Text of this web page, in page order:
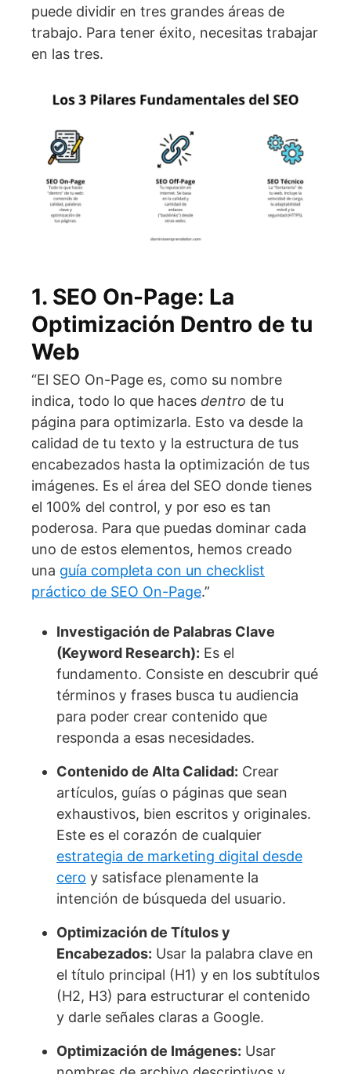
puede dividir en tres grandes áreas de
trabajo. Para tener éxito, necesitas trabajar
en las tres.
1. SEO On-Page: La
Optimización Dentro de tu
Web
“El SEO On-Page es, como su nombre
indica, todo lo que haces dentro de tu
página para optimizarla. Esto va desde la
calidad de tu texto y la estructura de tus
encabezados hasta la optimización de tus
imágenes. Es el área del SEO donde tienes
el 100% del control, y por eso es tan
poderosa. Para que puedas dominar cada
uno de estos elementos, hemos creado
una guía completa con un checklist
práctico de SEO On-Page.”
Investigación de Palabras Clave
(Keyword Research): Es el
fundamento. Consiste en descubrir qué
términos y frases busca tu audiencia
para poder crear contenido que
responda a esas necesidades.
Contenido de Alta Calidad: Crear
artículos, guías o páginas que sean
exhaustivos, bien escritos y originales.
Este es el corazón de cualquier
estrategia de marketing digital desde
cero y satisface plenamente la
intención de búsqueda del usuario.
Optimización de Títulos y
Encabezados: Usar la palabra clave en
el título principal (H1) y en los subtítulos
(H2, H3) para estructurar el contenido
y darle señales claras a Google.
Optimización de Imágenes: Usar